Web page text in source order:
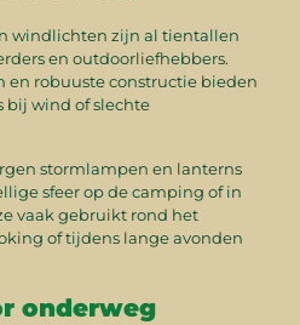
windlichten zijn al tientallen
en outdoorliefhebbers.
en robuuste constructie bieden
bij wind of slechte
stormlampen en lanterns
sfeer op de camping of in
vaak gebruikt rond het
of tijdens lange avonden
onderweg